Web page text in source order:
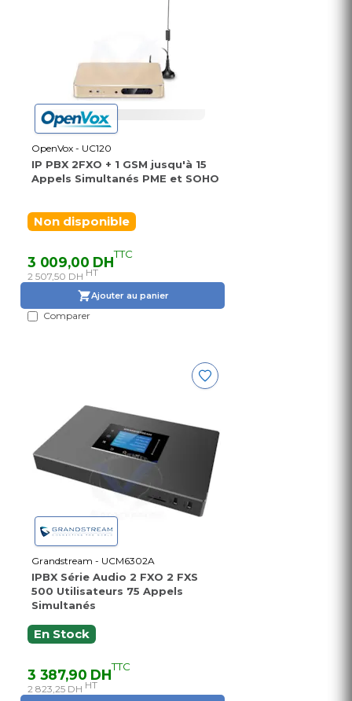
OpenVox - UC120
IP PBX 2FXO + 1 GSM jusqu'à 15
Appels Simultanés PME et SOHO
Non disponible
3 009,00 DHTTC
2 507,50 DH HT
Ajouter au panier
Comparer
Grandstream - UCM6302A
IPBX Série Audio 2 FXO 2 FXS
500 Utilisateurs 75 Appels
Simultanés
En Stock
3 387,90 DHTTC
2 823,25 DH HT